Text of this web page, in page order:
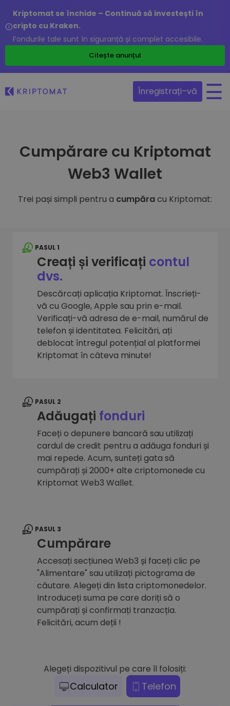
Kriptomat se închide – Continuă să investești în
cripto cu Kraken.
Fondurile tale sunt în siguranță și complet accesibile.
Citește anunțul
Înregistrați–vă
Cumpărare cu Kriptomat
Web3 Wallet
Trei pași simpli pentru a cumpăracu Kriptomat:
PASUL 1
Creați și verificați contul
dvs.
Descărcați aplicația Kriptomat. Înscrieți-
vă cu Google, Apple sau prin e-mail.
Verificați-vă adresa de e-mail, numărul de
telefon și identitatea. Felicitări, ați
deblocat întregul potențial al platformei
Kriptomat în câteva minute!
PASUL 2
Adăugați fonduri
Faceți o depunere bancară sau utilizați
cardul de credit pentru a adăuga fonduri și
mai repede. Acum, sunteți gata să
cumpărați și 2000+ alte criptomonede cu
Kriptomat Web3 Wallet.
PASUL 3
Cumpărare
Accesați secțiunea Web3 și faceți clic pe
"Alimentare" sau utilizați pictograma de
căutare. Alegeți din lista criptomonedelor.
Introduceți suma pe care doriți să o
cumpărați și confirmați tranzacția.
Felicitări, acum deții !
Alegeți dispozitivul pe care îl folosiți:
Calculator Telefon